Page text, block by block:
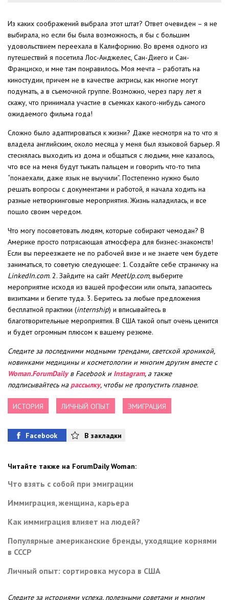
Из каких соображений выбрала этот штат? Ответ очевиден – я не
выбирала, но если бы была возможность, я бы с большим
удовольствием переехала в Калифорнию. Во время одного из
путешествий я посетила Лос-Анджелес, Сан-Диего и Сан-
Франциско, и мне там понравилось. Моя мечта – работать на
киностудии, причем не в качестве актрисы, как многие могут
подумать, а в съемочной группе. Возможно, через пару лет я
скажу, что принимала участие в съемках какого-нибудь самого
ожидаемого фильма года! ⠀
Cложно было адаптироваться к жизни? Даже несмотря на то что я
владела английским, около месяца у меня был языковой барьер. Я
стеснялась выходить из дома и общаться с людьми, мне казалось,
что все на меня будут тыкать пальцем и говорить что-то типа
“понаехали, даже язык не выучили”. Постепенно нужно было
решать вопросы с документами и работой, я начала ходить на
разные нетворкинговые мероприятия. Жизнь наладилась, и все
пошло своим чередом. ⠀
Что могу посоветовать людям, которые собирают чемодан? В
Америке просто потрясающая атмосфера для бизнес-знакомств!
Если вы переезжаете не по рабочей визе и не знаете чем будете
заниматься, то советую следующее: 1. Создайте себе страничку на
LinkedIn.com. 2. Зайдите на сайт MeetUp.com, выберите
мероприятие исходя из вашей профессии или опыта, запаситесь
визитками и бегите туда. 3. Беритесь за любые предложения
бесплатной практики (internship) и вписывайтесь в
благотворительные мероприятия. В США такой опыт очень ценится
и будет огромным плюсом к вашему резюме.
Следите за последними модными трендами, светской хроникой,
новинками медицины и косметологии и многим другим вместе с
Woman.ForumDailyв Facebook и Instagram, а также
подписывайтесь на рассылку, чтобы не пропустить главное.
ИСТОРИЯ ЛИЧНЫЙ ОПЫТ ЭМИГРАЦИЯ
Facebook В закладки
Читайте также на ForumDaily Woman:
Что взять с собой при эмиграции
Иммиграция, женщина, карьера
Как иммиграция влияет на людей?
Популярные американские бренды, уходящие корнями
в СССР
Личный опыт: сортировка мусора в США
Следите за историями успеха, полезными советами и многим